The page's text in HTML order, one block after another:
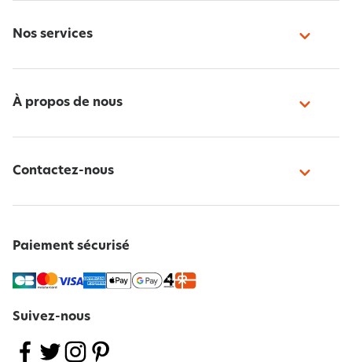
Nos services
À propos de nous
Contactez-nous
Paiement sécurisé
Suivez-nous